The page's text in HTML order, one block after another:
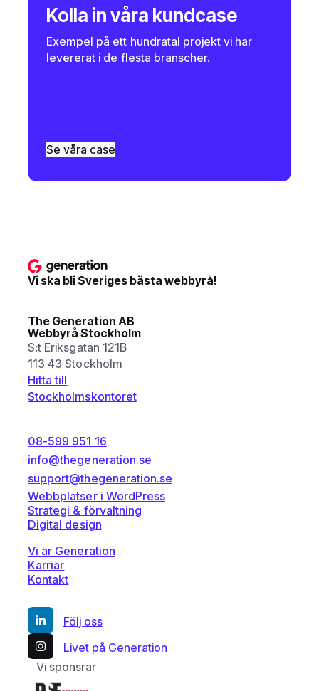
Kolla in våra kundcase
Exempel på ett hundratal projekt vi har
levererat i de flesta branscher.
Se våra case
Vi ska bli Sveriges bästa webbyrå!
The Generation AB
Webbyrå Stockholm
S:t Eriksgatan 121B
113 43 Stockholm
Hitta till
Stockholmskontoret
08-599 951 16
info@thegeneration.se
support@thegeneration.se
Webbplatser i WordPress
Strategi & förvaltning
Digital design
Vi är Generation
Karriär
Kontakt
Följ oss
Livet på Generation
Vi sponsrar